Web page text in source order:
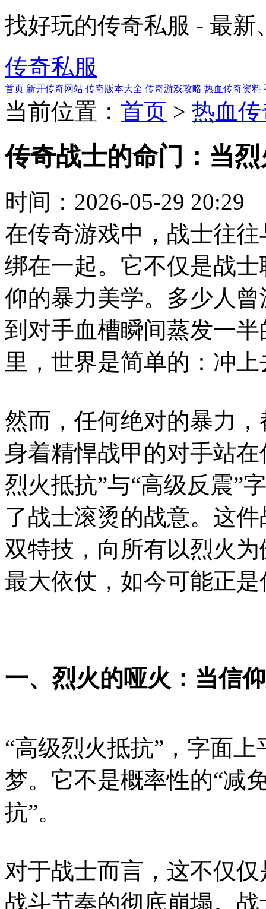
找好玩的传奇私服 - 最
传奇私服
首页 新开传奇网站 传奇版本大全 传奇游戏攻略 热血传奇资料
当前位置： 首页 > 热血
传奇战士的命门：当
时间： 2026-05-29 20:29
在传奇游戏中，战士往
绑在一起。它不仅是战
仰的暴力美学。多少人
到对手血槽瞬间蒸发一
里，世界是简单的：冲
然而，任何绝对的暴力
身着精悍战甲的对手站
烈火抵抗”与“高级反震”
了战士滚烫的战意。这
双特技，向所有以烈火
最大依仗，如今可能正
一、烈火的哑火：当信
“高级烈火抵抗”，字面
梦。它不是概率性的“减
抗”。
对于战士而言，这不仅
战斗节奏的彻底崩塌。